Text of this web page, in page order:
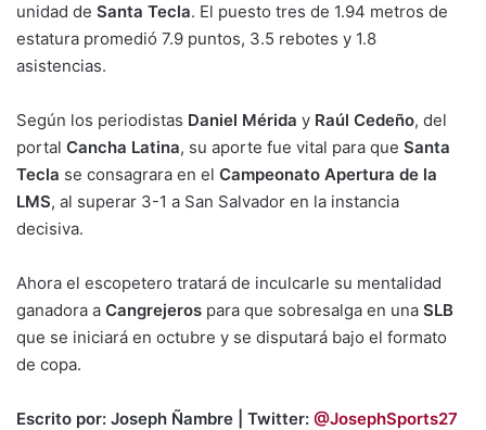
unidad de Santa Tecla. El puesto tres de 1.94 metros de
estatura promedió 7.9 puntos, 3.5 rebotes y 1.8
asistencias.
Según los periodistas Daniel Mérida y Raúl Cedeño, del
portal Cancha Latina, su aporte fue vital para que Santa
Tecla se consagrara en el Campeonato Apertura de la
LMS, al superar 3-1 a San Salvador en la instancia
decisiva.
Ahora el escopetero tratará de inculcarle su mentalidad
ganadora a Cangrejeros para que sobresalga en una SLB
que se iniciará en octubre y se disputará bajo el formato
de copa.
Escrito por: Joseph Ñambre | Twitter: @JosephSports27